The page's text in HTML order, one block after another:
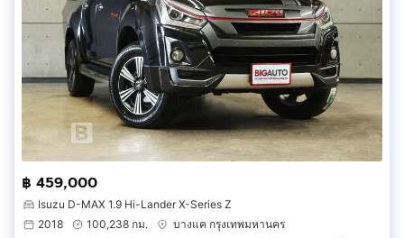
฿ 459,000
Isuzu D-MAX 1.9 Hi-Lander X-Series Z
2018
100,238 กม.
บางแค กรุงเทพมหานคร